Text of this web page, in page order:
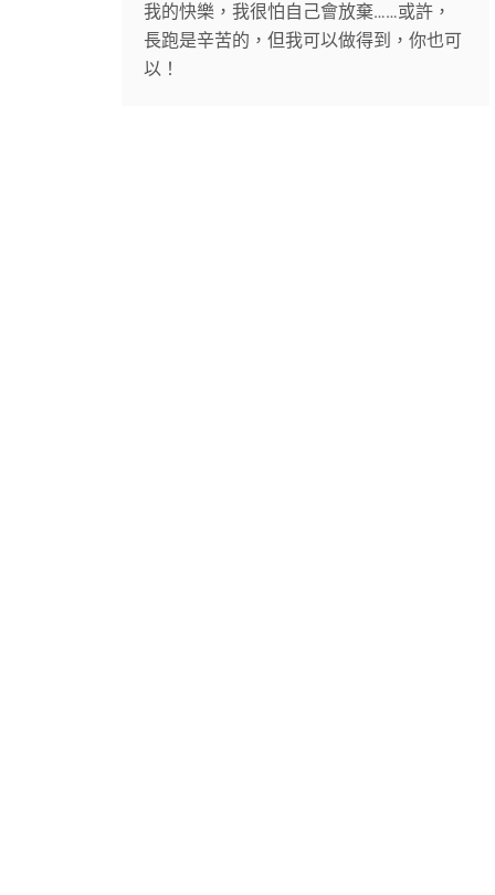
我的快樂，我很怕自己會放棄……或許，
長跑是辛苦的，但我可以做得到，你也可
以！